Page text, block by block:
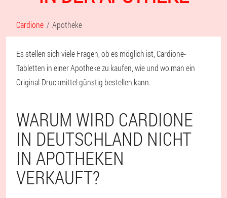
Cardione Apotheke
Es stellen sich viele Fragen, ob es möglich ist, Cardione-
Tabletten in einer Apotheke zu kaufen, wie und wo man ein
Original-Druckmittel günstig bestellen kann.
WARUM WIRD CARDIONE
IN DEUTSCHLAND NICHT
IN APOTHEKEN
VERKAUFT?